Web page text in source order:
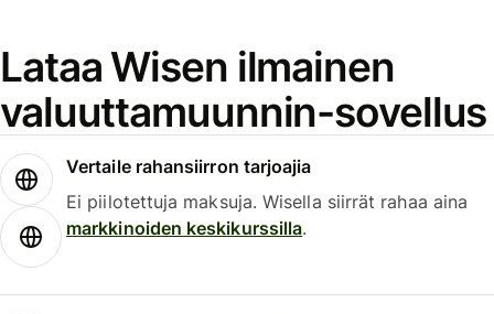
Lataa Wisen ilmainen
valuuttamuunnin-sovellus
Vertaile rahansiirron tarjoajia
Ei piilotettuja maksuja. Wisella siirrät rahaa aina
markkinoiden keskikurssilla.